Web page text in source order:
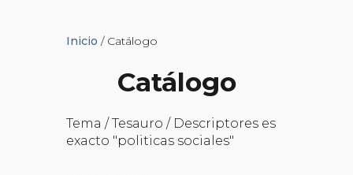
Inicio / Catálogo
Catálogo
Tema / Tesauro / Descriptores es
exacto "politicas sociales"